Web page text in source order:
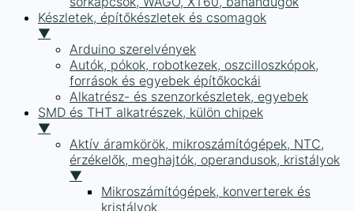
Készletek, építőkészletek és csomagok
▼
Arduino szerelvények
Autók, pókok, robotkezek, oszcilloszkópok,
források és egyebek építőkockái
Alkatrész- és szenzorkészletek, egyebek
SMD és THT alkatrészek, külön chipek
▼
Aktív áramkörök, mikroszámítógépek, NTC,
érzékelők, meghajtók, operandusok, kristályok
▼
Mikroszámítógépek, konverterek és
kristályok